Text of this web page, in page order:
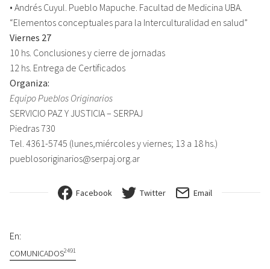
• Andrés Cuyul. Pueblo Mapuche. Facultad de Medicina UBA.
“Elementos conceptuales para la Interculturalidad en salud”
Viernes 27
10 hs. Conclusiones y cierre de jornadas
12 hs. Entrega de Certificados
Organiza:
Equipo Pueblos Originarios
SERVICIO PAZ Y JUSTICIA – SERPAJ
Piedras 730
Tel. 4361-5745 (lunes,miércoles y viernes; 13 a 18 hs.)
pueblosoriginarios@serpaj.org.ar
Facebook Twitter Email
En:
COMUNICADOS2491